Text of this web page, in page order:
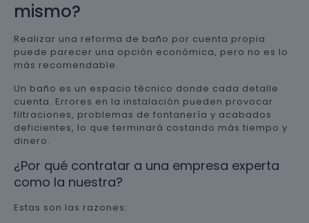
mismo?
Realizar una reforma de baño por cuenta propia
puede parecer una opción económica, pero no es lo
más recomendable.
Un baño es un espacio técnico donde cada detalle
cuenta. Errores en la instalación pueden provocar
filtraciones, problemas de fontanería y acabados
deficientes, lo que terminará costando más tiempo y
dinero.
¿Por qué contratar a una empresa experta
como la nuestra?
Estas son las razones: